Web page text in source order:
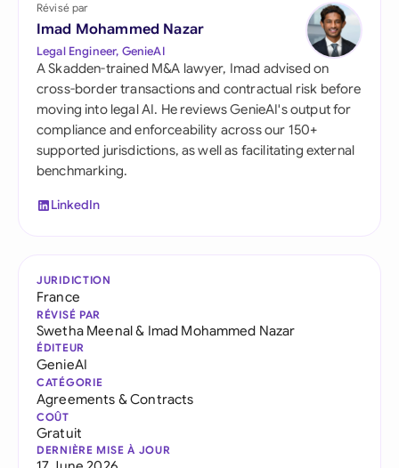
Révisé par
Imad Mohammed Nazar
Legal Engineer, GenieAI
A Skadden-trained M&A lawyer, Imad advised on
cross-border transactions and contractual risk before
moving into legal AI. He reviews GenieAI's output for
compliance and enforceability across our 150+
supported jurisdictions, as well as facilitating external
benchmarking.
LinkedIn
JURIDICTION
France
RÉVISÉ PAR
Swetha Meenal& Imad Mohammed Nazar
ÉDITEUR
GenieAI
CATÉGORIE
Agreements & Contracts
COÛT
Gratuit
DERNIÈRE MISE À JOUR